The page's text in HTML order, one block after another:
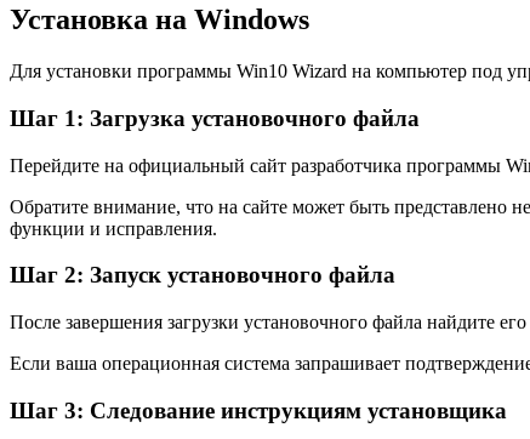
Установка на Windows
Для установки программы Win10 Wizard на компьютер под
Шаг 1: Загрузка установочного файла
Перейдите на официальный сайт разработчика программы
Обратите внимание, что на сайте может быть представлено
функции и исправления.
Шаг 2: Запуск установочного файла
После завершения загрузки установочного файла найдите
Если ваша операционная система запрашивает
Шаг 3: Следование инструкциям установщика